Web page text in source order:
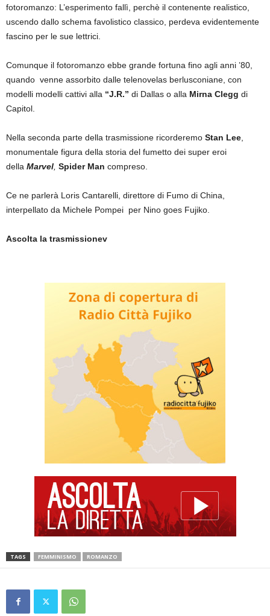
fotoromanzo: L’esperimento fallì, perchè il contenente realistico,
uscendo dallo schema favolistico classico, perdeva evidentemente
fascino per le sue lettrici.
Comunque il fotoromanzo ebbe grande fortuna fino agli anni ’80,
quando venne assorbito dalle telenovelas berlusconiane, con
modelli modelli cattivi alla “J.R.” di Dallas o alla Mirna Clegg di
Capitol.
Nella seconda parte della trasmissione ricorderemo Stan Lee
monumentale figura della storia del fumetto dei super eroi
della Marvel Spider Man compreso.
Ce ne parlerà Loris Cantarelli, direttore di Fumo di China,
interpellato da Michele Pompei per Nino goes Fujiko.
Ascolta la trasmissionev
TAGS FEMMINISMO ROMANZO